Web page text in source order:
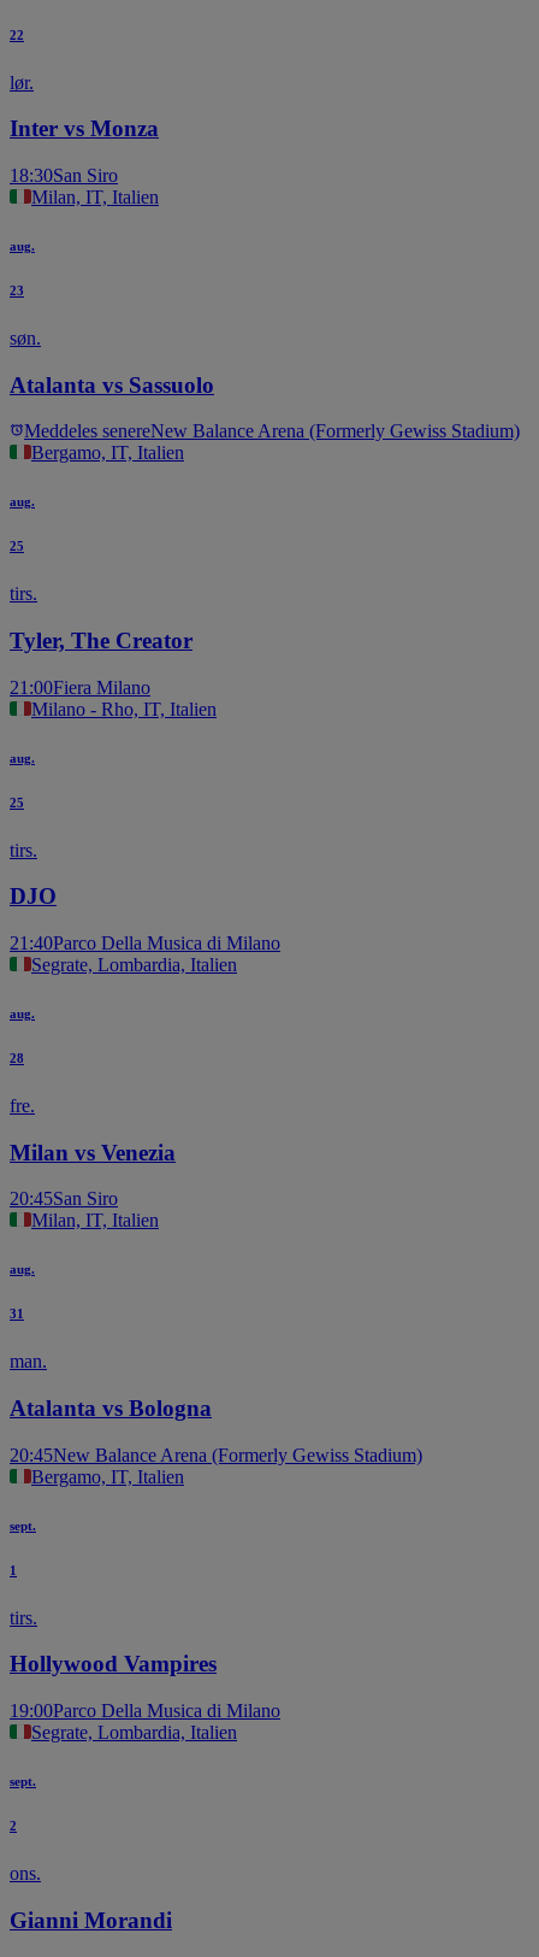
22
lør.
Inter vs Monza
18:30San Siro
Milan, IT, Italien
aug.
23
søn.
Atalanta vs Sassuolo
Meddeles senereNew Balance Arena (Formerly Gewiss Stadium)
Bergamo, IT, Italien
aug.
25
tirs.
Tyler, The Creator
21:00Fiera Milano
Milano - Rho, IT, Italien
aug.
25
tirs.
DJO
21:40Parco Della Musica di Milano
Segrate, Lombardia, Italien
aug.
28
fre.
Milan vs Venezia
20:45San Siro
Milan, IT, Italien
aug.
31
man.
Atalanta vs Bologna
20:45New Balance Arena (Formerly Gewiss Stadium)
Bergamo, IT, Italien
sept.
1
tirs.
Hollywood Vampires
19:00Parco Della Musica di Milano
Segrate, Lombardia, Italien
sept.
2
ons.
Gianni Morandi